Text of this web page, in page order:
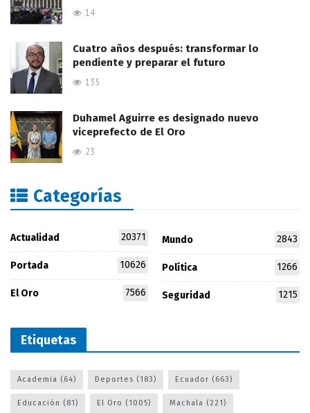
14
Cuatro años después: transformar lo
pendiente y preparar el futuro
135
Duhamel Aguirre es designado nuevo
viceprefecto de El Oro
23
Categorías
Actualidad 20371
Portada 10626
El Oro 7566
Mundo 2843
Política 1266
Seguridad 1215
Etiquetas
Academia (64) Deportes (183) Ecuador (663)
Educación (81) El Oro (1005) Machala (221)